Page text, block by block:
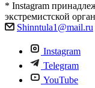
* Instagram
экстремистской
Shinntula1@mail.ru
Instagram
Telegram
YouTube